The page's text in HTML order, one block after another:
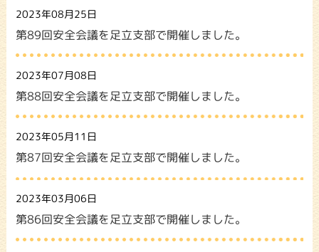
2023年08月25日
第89回安全会議を足立支部で開催しました。
2023年07月08日
第88回安全会議を足立支部で開催しました。
2023年05月11日
第87回安全会議を足立支部で開催しました。
2023年03月06日
第86回安全会議を足立支部で開催しました。